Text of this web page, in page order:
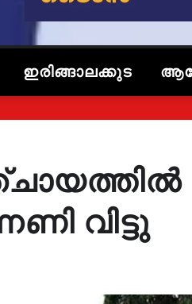
ഇരിങ്ങാലക്കുട
വിട്ടു